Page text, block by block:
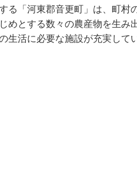
る「河東郡音更町」は、町村
めとする数々の農産物を生み
生活に必要な施設が充実して